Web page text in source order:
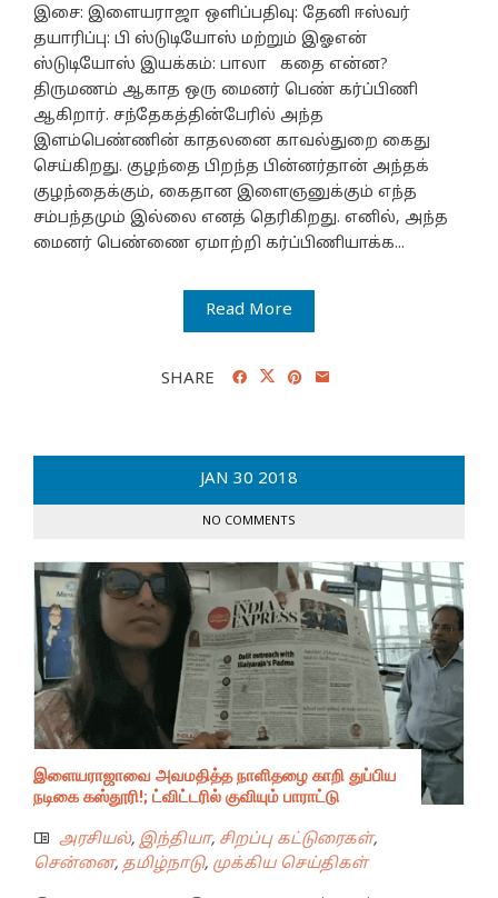
இசை: இளையராஜா ஒளிப்பதிவு: தேனி ஈஸ்வர்
தயாரிப்பு: பி ஸ்டுடியோஸ் மற்றும் இஓஎன்
ஸ்டுடியோஸ் இயக்கம்: பாலா கதை என்ன?
திருமணம் ஆகாத ஒரு மைனர் பெண் கர்ப்பிணி
ஆகிறார். சந்தேகத்தின்பேரில் அந்த
இளம்பெண்ணின் காதலனை காவல்துறை கைது
செய்கிறது. குழந்தை பிறந்த பின்னர்தான் அந்தக்
குழந்தைக்கும், கைதான இளைஞனுக்கும் எந்த
சம்பந்தமும் இல்லை எனத் தெரிகிறது. எனில், அந்த
மைனர் பெண்ணை ஏமாற்றி கர்ப்பிணியாக்க...
Read More
SHARE
JAN 30 2018
NO COMMENTS
இளையராஜாவை அவமதித்த நாளிதழை காறி துப்பிய
நடிகை கஸ்தூரி!; ட்விட்டரில் குவியும் பாராட்டு
அரசியல், இந்தியா, சிறப்பு கட்டுரைகள்,
சென்னை, தமிழ்நாடு, முக்கிய செய்திகள்